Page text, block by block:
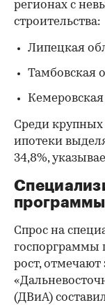
регионах с
строительства:
Липецкая
Тамбовская
Среди
ипотеки
34,8%,
программы
Спрос на
госпорграммы
рост,
(ДВиА)